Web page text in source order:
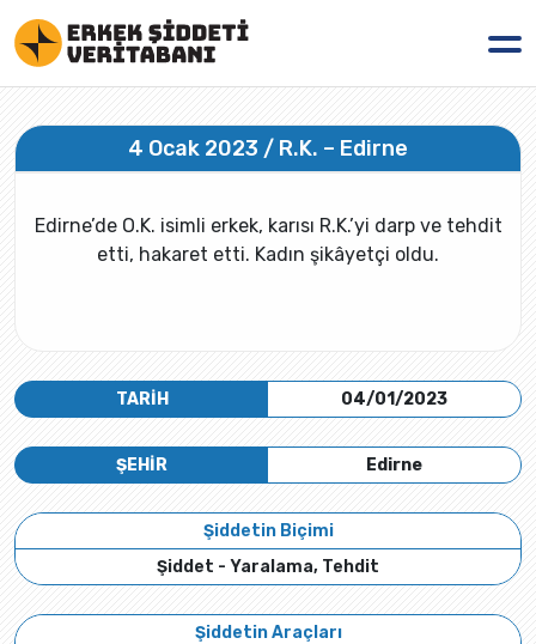
4 Ocak 2023 / R.K. – Edirne
Edirne’de O.K. isimli erkek, karısı R.K.’yi darp ve tehdit
etti, hakaret etti. Kadın şikâyetçi oldu.
TARİH 04/01/2023
Edirne
ŞEHİR
Şiddetin Biçimi
Şiddet - Yaralama, Tehdit
Şiddetin Araçları